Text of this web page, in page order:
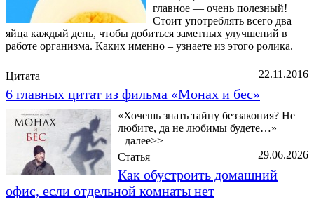
главное — очень полезный!
Стоит употреблять всего два
яйца каждый день, чтобы добиться заметных улучшений в
работе организма. Каких именно – узнаете из этого ролика.
22.11.2016
Цитата
6 главных цитат из фильма «Монах и бес»
«Хочешь знать тайну беззакония? Не
любите, да не любимы будете…»
далее>>
29.06.2026
Статья
Как обустроить домашний
офис, если отдельной комнаты нет